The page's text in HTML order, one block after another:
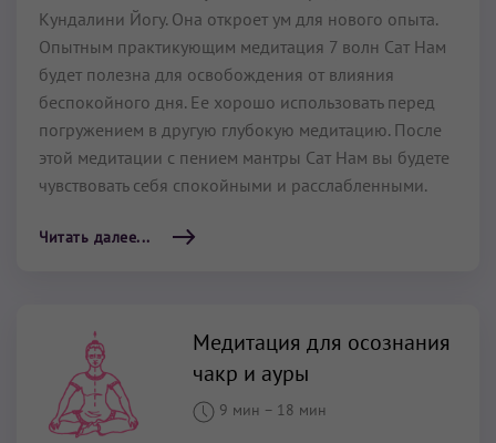
Кундалини Йогу. Она откроет ум для нового опыта.
Опытным практикующим медитация 7 волн Сат Нам
будет полезна для освобождения от влияния
беспокойного дня. Ее хорошо использовать перед
погружением в другую глубокую медитацию. После
этой медитации с пением мантры Сат Нам вы будете
чувствовать себя спокойными и расслабленными.
Читать далее...
Медитация для осознания
чакр и ауры
9 мин – 18 мин